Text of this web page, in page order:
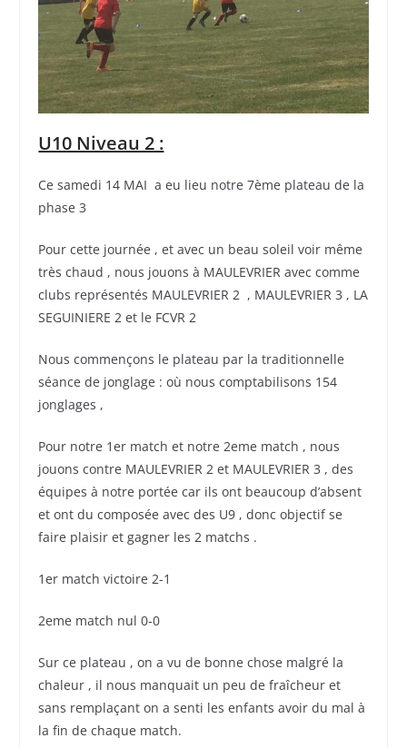
U10 Niveau 2 :
Ce samedi 14 MAI a eu lieu notre 7ème plateau de la
phase 3
Pour cette journée , et avec un beau soleil voir même
très chaud , nous jouons à MAULEVRIER avec comme
clubs représentés MAULEVRIER 2 , MAULEVRIER 3 , LA
SEGUINIERE 2 et le FCVR 2
Nous commençons le plateau par la traditionnelle
séance de jonglage : où nous comptabilisons 154
jonglages ,
Pour notre 1er match et notre 2eme match , nous
jouons contre MAULEVRIER 2 et MAULEVRIER 3 , des
équipes à notre portée car ils ont beaucoup d’absent
et ont du composée avec des U9 , donc objectif se
faire plaisir et gagner les 2 matchs .
1er match victoire 2-1
2eme match nul 0-0
Sur ce plateau , on a vu de bonne chose malgré la
chaleur , il nous manquait un peu de fraîcheur et
sans remplaçant on a senti les enfants avoir du mal à
la fin de chaque match.